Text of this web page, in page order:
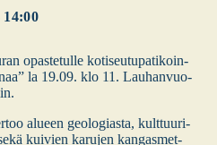
14:00
opas­te­tul­le koti­seu­tu­pa­ti­koin­
la 19.09. klo 11. Lau­­han­­vuo­­
alu­een geo­lo­gias­ta, kult­tuu­ri­
kui­vien karu­jen kan­gas­met­